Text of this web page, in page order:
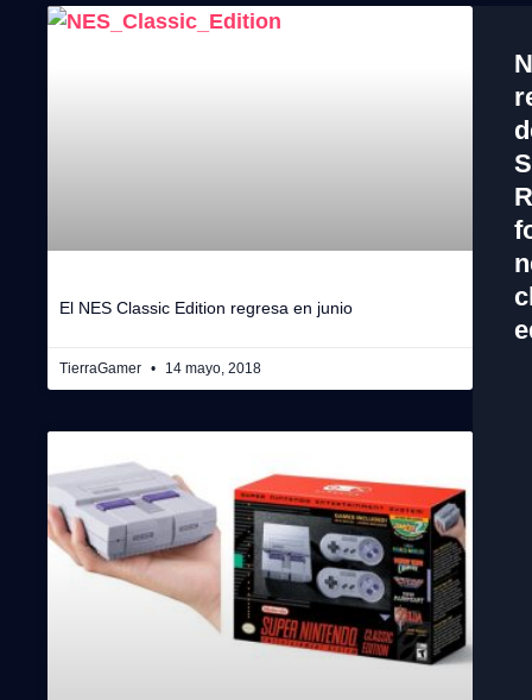
El NES Classic Edition regresa en junio
TierraGamer 14 mayo, 2018